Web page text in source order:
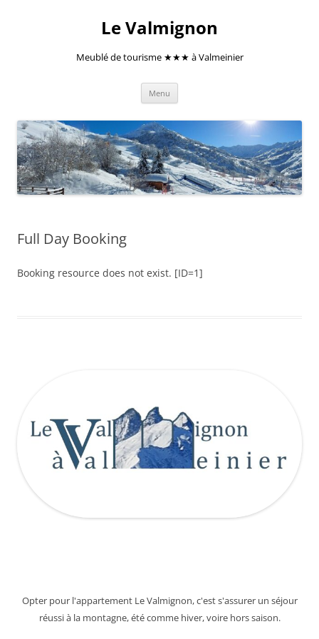
Le Valmignon
Meublé de tourisme ★★★ à Valmeinier
Menu
Full Day Booking
Booking resource does not exist. [ID=1]
Opter pour l'appartement Le Valmignon, c'est s'assurer un séjour
réussi à la montagne, été comme hiver, voire hors saison.